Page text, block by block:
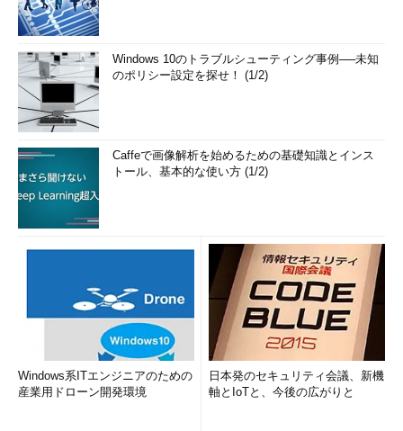
Windows 10のトラブルシューティング事例──未知
のポリシー設定を探せ！ (1/2)
Caffeで画像解析を始めるための基礎知識とインス
トール、基本的な使い方 (1/2)
Windows系ITエンジニアのための
産業用ドローン開発環境
日本発のセキュリティ会議、新機
軸とIoTと、今後の広がりと